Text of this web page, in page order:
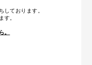
しております。
す。
。